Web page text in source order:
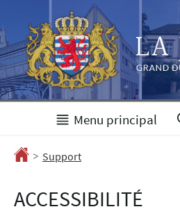
à
la
navigation
au
contenu
Menu principal
Accueil
> Support
ACCESSIBILITÉ